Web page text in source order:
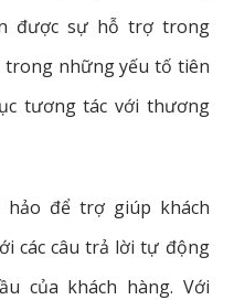
được sự hỗ trợ trong
trong những yếu tố tiên
tương tác với thương
hảo để trợ giúp khách
các câu trả lời tự động
của khách hàng. Với